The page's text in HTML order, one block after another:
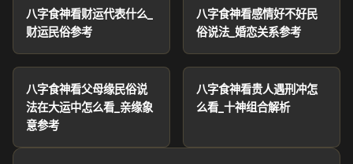
八字食神看财运代表什么_
财运民俗参考
八字食神看感情好不好民
俗说法_婚恋关系参考
八字食神看父母缘民俗说
法在大运中怎么看_亲缘象
意参考
八字食神看贵人遇刑冲怎
么看_十神组合解析